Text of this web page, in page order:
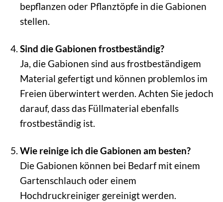
bepflanzen oder Pflanztöpfe in die Gabionen
stellen.
Sind die Gabionen frostbeständig?
Ja, die Gabionen sind aus frostbeständigem
Material gefertigt und können problemlos im
Freien überwintert werden. Achten Sie jedoch
darauf, dass das Füllmaterial ebenfalls
frostbeständig ist.
Wie reinige ich die Gabionen am besten?
Die Gabionen können bei Bedarf mit einem
Gartenschlauch oder einem
Hochdruckreiniger gereinigt werden.